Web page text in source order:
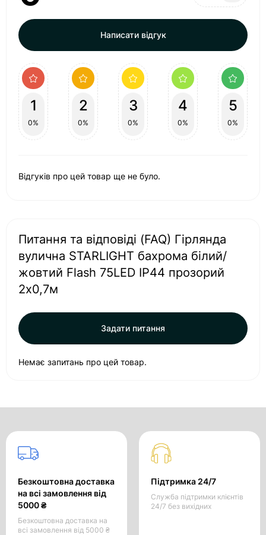
Написати відгук
1
0%
2
0%
3
0%
4
0%
5
0%
Відгуків про цей товар ще не було.
Питання та відповіді (FAQ) Гірлянда
вулична STARLIGHT бахрома білий/
жовтий Flash 75LED IP44 прозорий
2x0,7м
Задати питання
Немає запитань про цей товар.
Безкоштовна доставка
на всі замовлення від
5000 ₴
Безкоштовна доставка на
всі замовлення від 5000 ₴
Підтримка 24/7
Служба підтримки клієнтів
24/7 без вихідних